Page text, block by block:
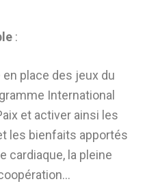
:
place des jeux du
International
et activer ainsi les
les bienfaits apportés
cardiaque, la pleine